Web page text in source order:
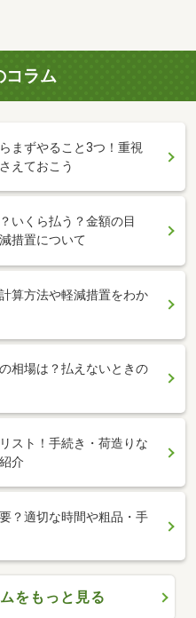
コラム
まずやること3つ！重視
えておこう
いくら払う？金額の目
措置について
算方法や軽減措置をわか
相場は？払えないときの
スト！手続き・荷造りな
介
？適切な時間や粗品・手
をもっと見る